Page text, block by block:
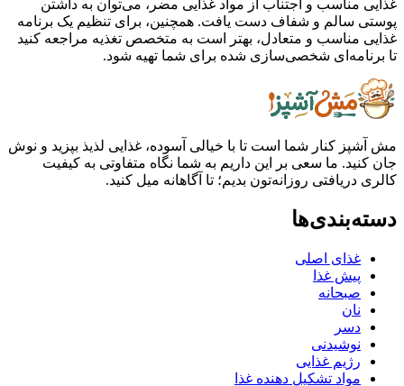
غذایی مناسب و اجتناب از مواد غذایی مضر، می‌توان به داشتن
پوستی سالم و شفاف دست یافت. همچنین، برای تنظیم یک برنامه
غذایی مناسب و متعادل، بهتر است به متخصص تغذیه مراجعه کنید
تا برنامه‌ای شخصی‌سازی شده برای شما تهیه شود.
مش آشپز کنار شما است تا با خیالی آسوده، غذایی لذیذ بپزید و نوش
جان کنید. ما سعی بر این داریم به شما نگاه متفاوتی به کیفیت
کالری دریافتی روزانه‌تون بدیم؛ تا آگاهانه میل کنید.
دسته‌بندی‌ها
غذای اصلی
پیش غذا
صبحانه
نان
دسر
نوشیدنی
رژیم غذایی
مواد تشکیل دهنده غذا